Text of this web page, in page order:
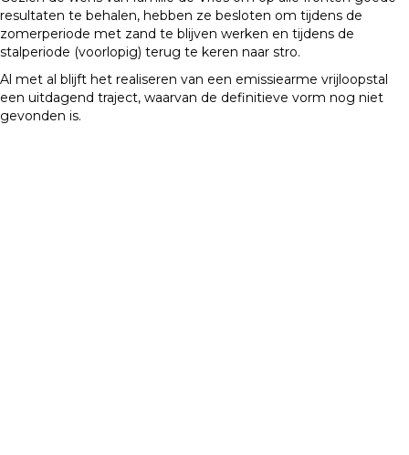
resultaten te behalen, hebben ze besloten om tijdens de
zomerperiode met zand te blijven werken en tijdens de
stalperiode (voorlopig) terug te keren naar stro.
Al met al blijft het realiseren van een emissiearme vrijloopstal
een uitdagend traject, waarvan de definitieve vorm nog niet
gevonden is.